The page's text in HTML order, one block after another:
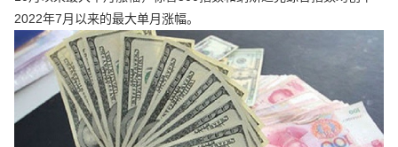
2022年7月以来的最大单月涨幅。